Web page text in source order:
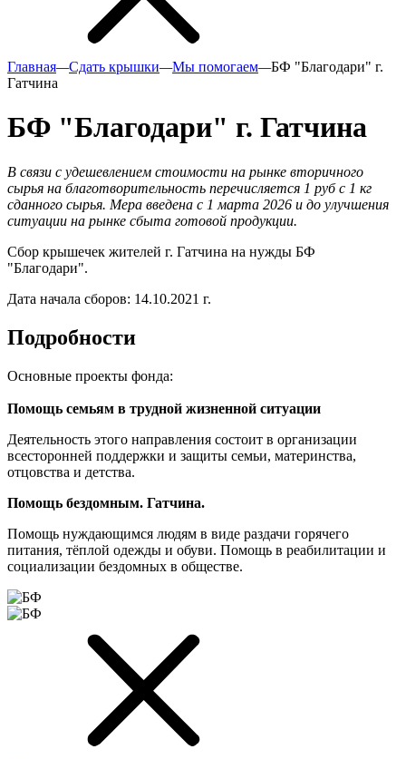
Главная—Сдать крышки—Мы помогаем—БФ "Благодари" г.
Гатчина
БФ "Благодари" г. Гатчина
В связи с удешевлением стоимости на рынке вторичного
сырья на благотворительность перечисляется 1 руб с 1 кг
сданного сырья. Мера введена с 1 марта 2026 и до улучшения
ситуации на рынке сбыта готовой продукции.
Сбор крышечек жителей г. Гатчина на нужды БФ
"Благодари".
Дата начала сборов: 14.10.2021 г.
Подробности
Основные проекты фонда:
Помощь семьям в трудной жизненной ситуации
Деятельность этого направления состоит в организации
всесторонней поддержки и защиты семьи, материнства,
отцовства и детства.
Помощь бездомным. Гатчина.
Помощь нуждающимся людям в виде раздачи горячего
питания, тёплой одежды и обуви. Помощь в реабилитации и
социализации бездомных в обществе.